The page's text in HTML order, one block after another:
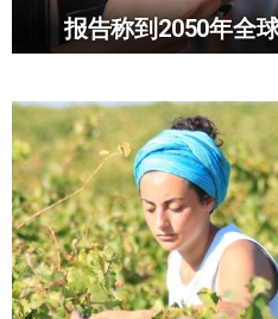
报告称到2050年全